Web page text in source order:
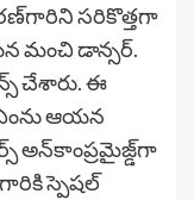
స‌రికొత్త‌గా
మంచి డాన్స‌ర్‌.
చేశారు. ఈ
ఆయ‌న
అన్‌కాంప్ర‌మైజ్డ్‌గా
స్పెష‌ల్